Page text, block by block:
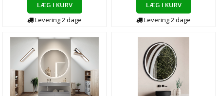
LÆG I KURV
Levering2dage
LÆG I KURV
Levering2dage